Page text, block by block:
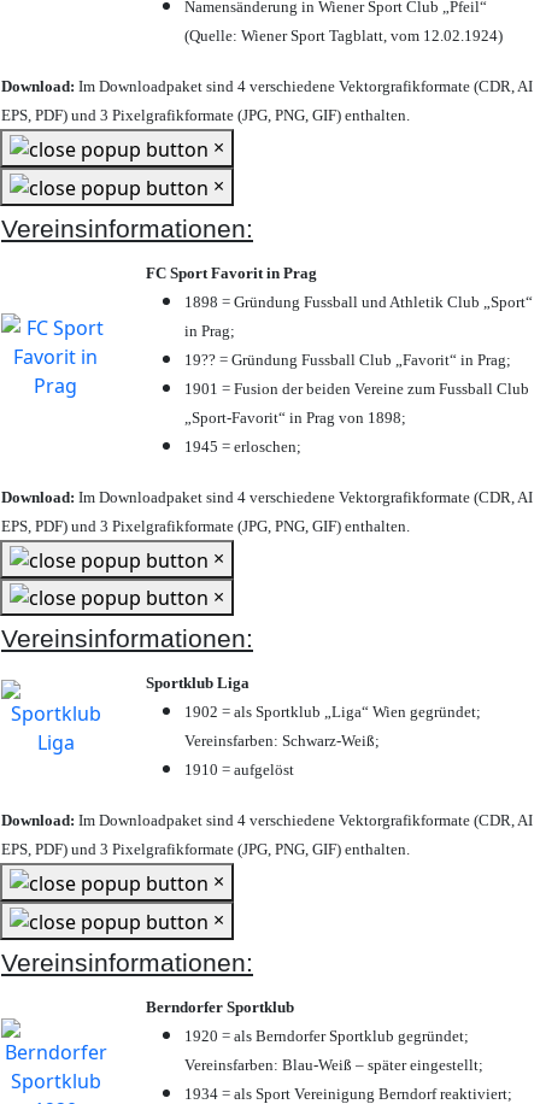
Namensänderung in Wiener Sport Club „Pfeil“
(Quelle: Wiener Sport Tagblatt, vom 12.02.1924)
Download: Im Downloadpaket sind 4 verschiedene Vektorgrafikformate (CDR, AI
EPS, PDF) und 3 Pixelgrafikformate (JPG, PNG, GIF) enthalten.
×
×
Vereinsinformationen:
FC Sport Favorit in Prag
1898 = Gründung Fussball und Athletik Club „Sport“
in Prag;
19?? = Gründung Fussball Club „Favorit“ in Prag;
1901 = Fusion der beiden Vereine zum Fussball Club
„Sport-Favorit“ in Prag von 1898;
1945 = erloschen;
Download: Im Downloadpaket sind 4 verschiedene Vektorgrafikformate (CDR, AI
EPS, PDF) und 3 Pixelgrafikformate (JPG, PNG, GIF) enthalten.
×
×
Vereinsinformationen:
Sportklub Liga
1902 = als Sportklub „Liga“ Wien gegründet;
Vereinsfarben: Schwarz-Weiß;
1910 = aufgelöst
Download: Im Downloadpaket sind 4 verschiedene Vektorgrafikformate (CDR, AI
EPS, PDF) und 3 Pixelgrafikformate (JPG, PNG, GIF) enthalten.
×
×
Vereinsinformationen:
Berndorfer Sportklub
1920 = als Berndorfer Sportklub gegründet;
Vereinsfarben: Blau-Weiß – später eingestellt;
1934 = als Sport Vereinigung Berndorf reaktiviert;